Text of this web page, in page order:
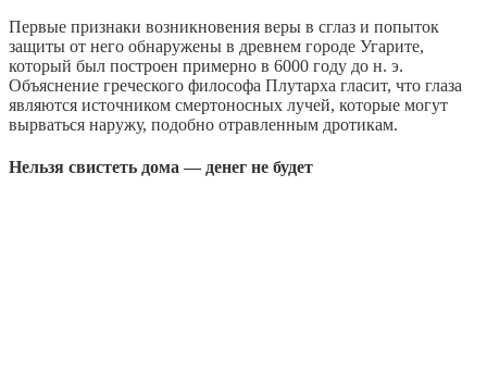
Первые признаки возникновения веры в сглаз и попыток
защиты от него обнаружены в древнем городе Угарите,
который был построен примерно в 6000 году до н. э.
Объяснение греческого философа Плутарха гласит, что глаза
являются источником смертоносных лучей, которые могут
вырваться наружу, подобно отравленным дротикам.
Нельзя свистеть дома — денег не будет